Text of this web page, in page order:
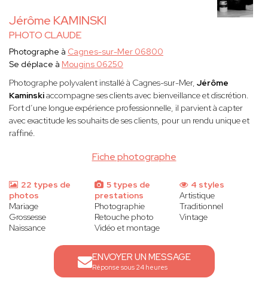
Jérôme KAMINSKI
PHOTO CLAUDE
Fiche photographe
Photographe à Cagnes-sur-Mer 06800
Se déplace à Mougins 06250
Photographe polyvalent installé à Cagnes-sur-Mer, Jérôme
Kaminskiaccompagne ses clients avec bienveillance et discrétion.
Fort d’une longue expérience professionnelle, il parvient à capter
avec exactitude les souhaits de ses clients, pour un rendu unique et
raffiné.
22 types de
photos
Mariage
Grossesse
Naissance
5 types de
prestations
Photographie
Retouche photo
Vidéo et montage
4 styles
Artistique
Traditionnel
Vintage
ENVOYER UN MESSAGE
Réponse sous 24 heures